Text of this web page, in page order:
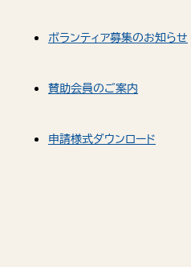
ボランティア募集のお知らせ
賛助会員のご案内
申請様式ダウンロード